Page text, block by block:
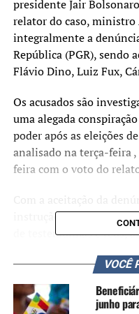
presidente Jair
relator do caso, ministro
integralmente a
República (PGR), sendo
Flávio Dino, Luiz Fux,
Os acusados são
uma alegada
poder após as eleições
analisado na terça-feira
feira com o voto do
instrução processual,
de testemunhas e réus,
para decidir se os
No início de seu voto,
VOCÊ
junho